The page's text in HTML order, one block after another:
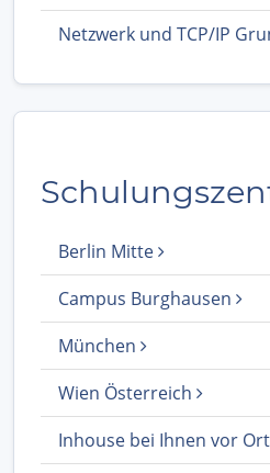
Netzwerk und TCP/IP
Berlin Mitte
Campus Burghausen
München
Wien Österreich
Inhouse bei Ihnen vor Ort